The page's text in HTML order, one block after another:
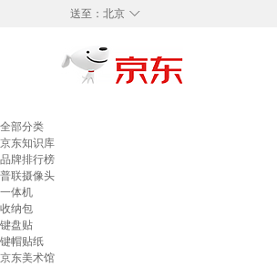
◇
送至： 北京
全部分类
京东知识库
品牌排行榜
普联摄像头
一体机
收纳包
键盘贴
键帽贴纸
京东美术馆